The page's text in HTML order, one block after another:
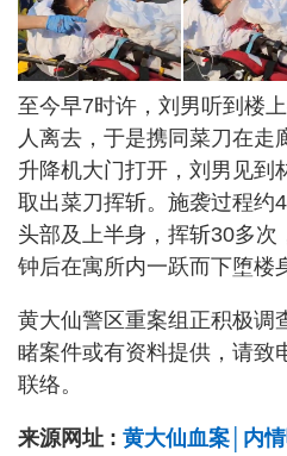
至今早7时许，刘男听到楼
人离去，于是携同菜刀在走
升降机大门打开，刘男见到
取出菜刀挥斩。施袭过程约
头部及上半身，挥斩30多次
钟后在寓所内一跃而下堕楼
黄大仙警区重案组正积极调
睹案件或有资料提供，请致
联络。
来源网址 : 黄大仙血案│内